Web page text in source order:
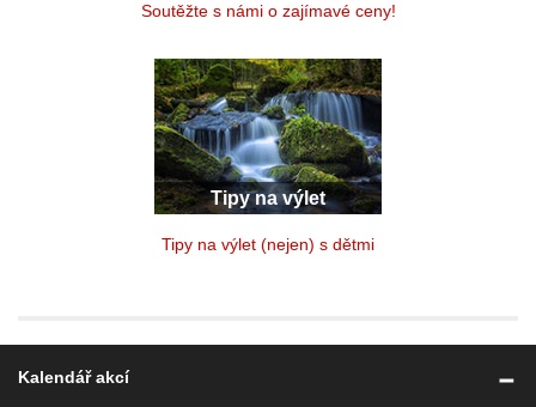
Soutěžte s námi o zajímavé ceny!
Tipy na výlet
Tipy na výlet (nejen) s dětmi
Kalendář akcí